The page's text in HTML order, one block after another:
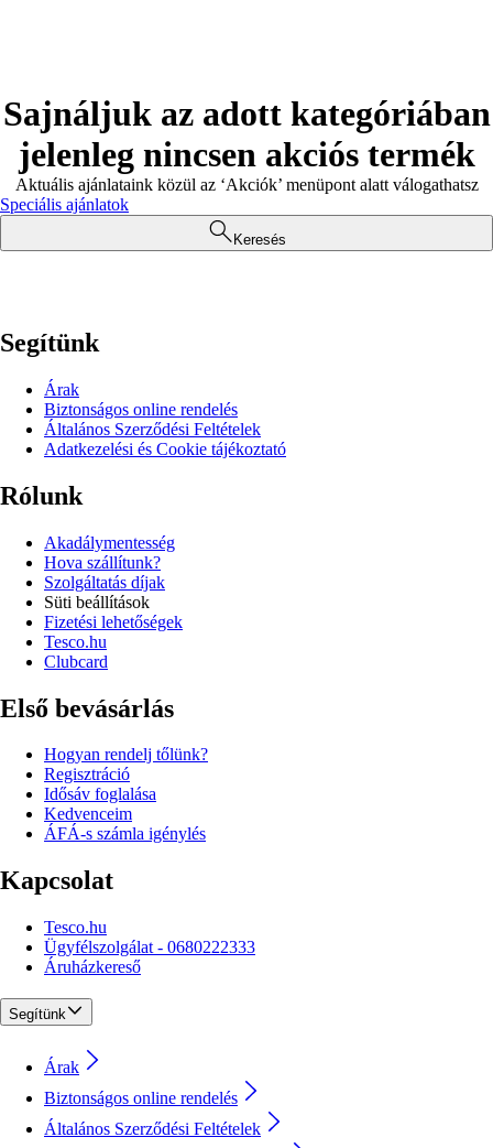
Sajnáljuk az adott kategóriában
jelenleg nincsen akciós termék
Aktuális ajánlataink közül az ‘Akciók’ menüpont alatt válogathatsz
Speciális ajánlatok
Keresés
Segítünk
Árak
Biztonságos online rendelés
Általános Szerződési Feltételek
Adatkezelési és Cookie tájékoztató
Rólunk
Akadálymentesség
Hova szállítunk?
Szolgáltatás díjak
Süti beállítások
Fizetési lehetőségek
Tesco.hu
Clubcard
Első bevásárlás
Hogyan rendelj tőlünk?
Regisztráció
Idősáv foglalása
Kedvenceim
ÁFÁ-s számla igénylés
Kapcsolat
Tesco.hu
Ügyfélszolgálat - 0680222333
Áruházkereső
Segítünk
Árak
Biztonságos online rendelés
Általános Szerződési Feltételek